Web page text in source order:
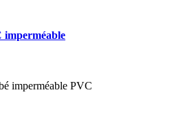
imperméable
imperméable PVC